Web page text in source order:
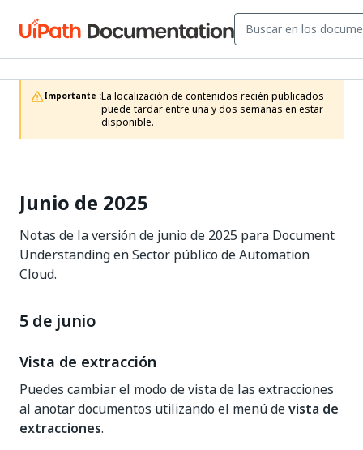
Importante :La localización de contenidos recién publicados
puede tardar entre una y dos semanas en estar
disponible.
Junio de 2025
Notas de la versión de junio de 2025 para Document
Understanding en Sector público de Automation
Cloud.
5 de junio
Vista de extracción
Puedes cambiar el modo de vista de las extracciones
al anotar documentos utilizando el menú devista de
extracciones.